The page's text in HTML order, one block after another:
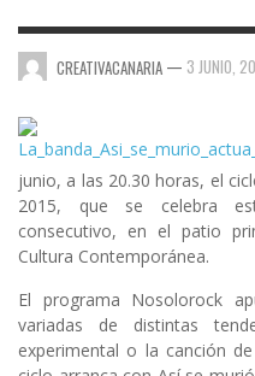
CREATIVACANARIA — 3 JUNIO,
junio, a las 20.30 horas, el
2015, que se celebra
consecutivo, en el patio
Cultura Contemporánea.
El programa Nosolorock
variadas de distintas
experimental o la canción